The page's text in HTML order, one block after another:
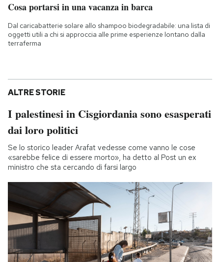
Cosa portarsi in una vacanza in barca
Dal caricabatterie solare allo shampoo biodegradabile: una lista di
oggetti utili a chi si approccia alle prime esperienze lontano dalla
terraferma
ALTRE STORIE
I palestinesi in Cisgiordania sono esasperati
dai loro politici
Se lo storico leader Arafat vedesse come vanno le cose
«sarebbe felice di essere morto», ha detto al Post un ex
ministro che sta cercando di farsi largo